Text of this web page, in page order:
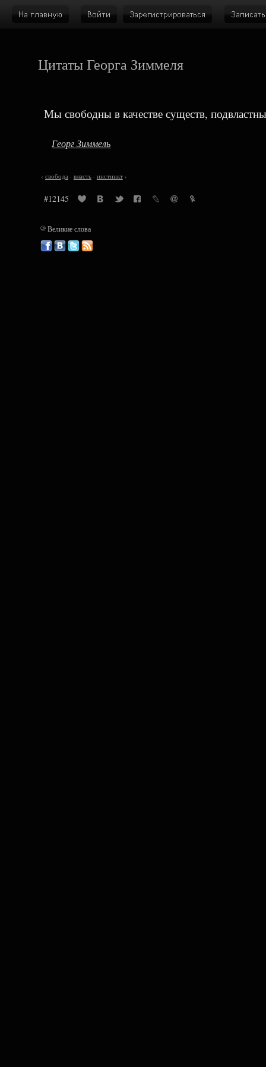
Цитаты Георга Зиммеля
Мы свободны в качестве существ,
Георг Зиммель
‹ свобода· власть· инстинкт›
#12145
©Великие слова